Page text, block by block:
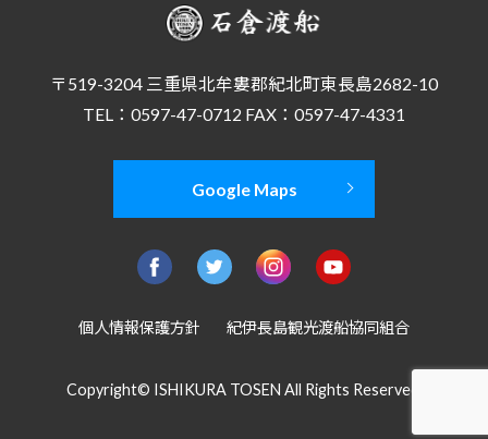
〒519-3204 三重県北牟婁郡紀北町東長島2682-10
TEL：0597-47-0712 FAX：0597-47-4331
Google Maps
個人情報保護方針 紀伊長島観光渡船協同組合
Copyright© ISHIKURA TOSEN All Rights Reserved.